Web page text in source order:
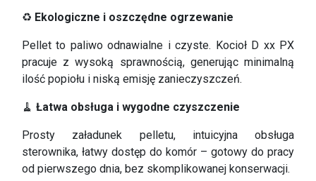
♻ Ekologiczne i oszczędne ogrzewanie
Pellet to paliwo odnawialne i czyste. Kocioł D xx PX
pracuje z wysoką sprawnością, generując minimalną
ilość popiołu i niską emisję zanieczyszczeń.
🧹 Łatwa obsługa i wygodne czyszczenie
Prosty załadunek pelletu, intuicyjna obsługa
sterownika, łatwy dostęp do komór – gotowy do pracy
od pierwszego dnia, bez skomplikowanej konserwacji.